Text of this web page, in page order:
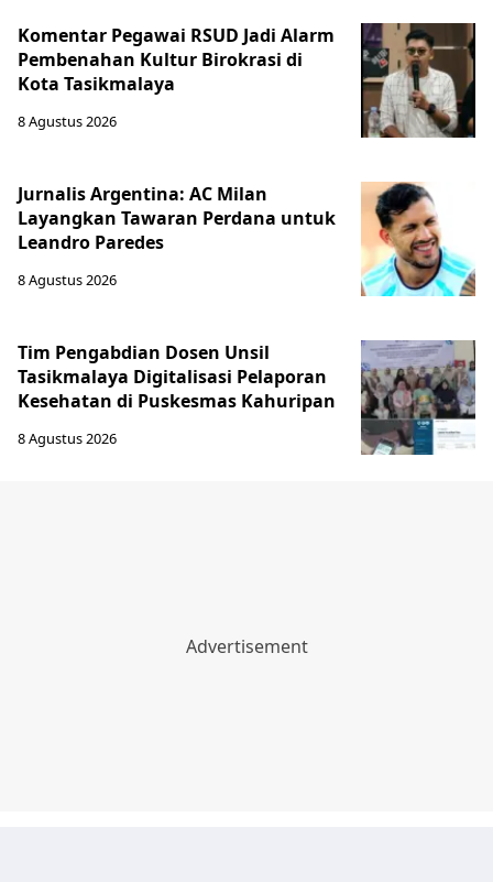
Komentar Pegawai RSUD Jadi Alarm
Pembenahan Kultur Birokrasi di
Kota Tasikmalaya
8 Agustus 2026
Jurnalis Argentina: AC Milan
Layangkan Tawaran Perdana untuk
Leandro Paredes
8 Agustus 2026
Tim Pengabdian Dosen Unsil
Tasikmalaya Digitalisasi Pelaporan
Kesehatan di Puskesmas Kahuripan
8 Agustus 2026